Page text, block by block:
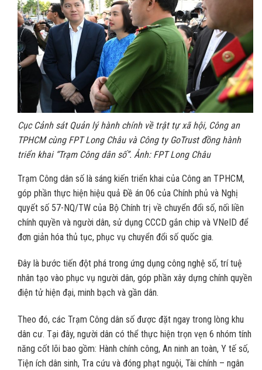
Cục Cảnh sát Quản lý hành chính về trật tự xã hội, Công an
TPHCM cùng FPT Long Châu và Công ty GoTrust đồng hành
triển khai “Trạm Công dân số”. Ảnh: FPT Long Châu
Trạm Công dân số là sáng kiến triển khai của Công an TPHCM,
góp phần thực hiện hiệu quả Đề án 06 của Chính phủ và Nghị
quyết số 57-NQ/TW của Bộ Chính trị về chuyển đổi số, nối liền
chính quyền và người dân, sử dụng CCCD gắn chip và VNeID để
đơn giản hóa thủ tục, phục vụ chuyển đổi số quốc gia.
Đây là bước tiến đột phá trong ứng dụng công nghệ số, trí tuệ
nhân tạo vào phục vụ người dân, góp phần xây dựng chính quyền
điện tử hiện đại, minh bạch và gần dân.
Theo đó, các Trạm Công dân số được đặt ngay trong lòng khu
dân cư. Tại đây, người dân có thể thực hiện trọn vẹn 6 nhóm tính
năng cốt lõi bao gồm: Hành chính công, An ninh an toàn, Y tế số,
Tiện ích dân sinh, Tra cứu và đóng phạt nguội, Tài chính – ngân